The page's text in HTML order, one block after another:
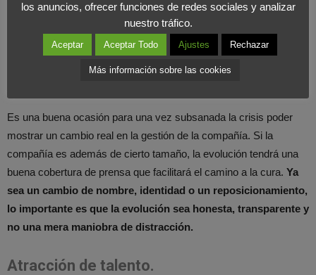
personas a comprar, pero asegúrate que cuentas con una
estrategia precisa para atraer a nuevos clientes a la vez que
mantienes a los existentes.
Es una buena ocasión para una vez subsanada la crisis poder
mostrar un cambio real en la gestión de la compañía. Si la
compañía es además de cierto tamaño, la evolución tendrá una
buena cobertura de prensa que facilitará el camino a la cura. Ya
sea un cambio de nombre, identidad o un reposicionamiento,
lo importante es que la evolución sea honesta, transparente y
no una mera maniobra de distracción.
Atracción de talento.
los anuncios, ofrecer funciones de redes sociales y analizar
nuestro tráfico.
Aceptar Aceptar Todo Ajustes Rechazar
Más información sobre las cookies